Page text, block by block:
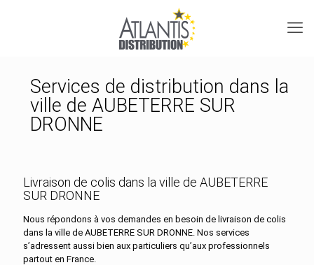
Services de distribution dans la
ville de AUBETERRE SUR
DRONNE
Livraison de colis dans la ville de AUBETERRE
SUR DRONNE
Nous répondons à vos demandes en besoin de livraison de colis
dans la ville de AUBETERRE SUR DRONNE. Nos services
s’adressent aussi bien aux particuliers qu’aux professionnels
partout en France.